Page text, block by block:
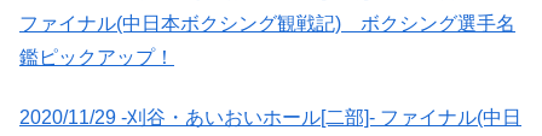
ファイナル(中日本ボクシング観戦記) ボクシング選手名
鑑ピックアップ！
2020/11/29 -刈谷・あいおいホール[二部]- ファイナル(中日